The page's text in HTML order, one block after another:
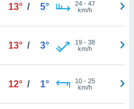
13° / 5° 24- 47
km/h
13° / 3° 19- 38
km/h
12° / 1° 10- 25
km/h